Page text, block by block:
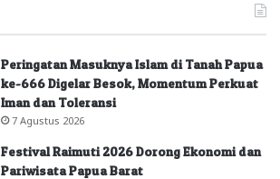
Peringatan Masuknya Islam di Tanah Papua
ke-666 Digelar Besok, Momentum Perkuat
Iman dan Toleransi
7 Agustus 2026
Festival Raimuti 2026 Dorong Ekonomi dan
Pariwisata Papua Barat